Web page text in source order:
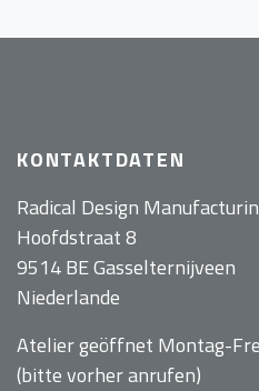
KONTAKTDATEN
Radical Design
Hoofdstraat 8
9514 BE Gasselternijveen
Niederlande
Atelier geöffnet Montag-
(bitte vorher anrufen)